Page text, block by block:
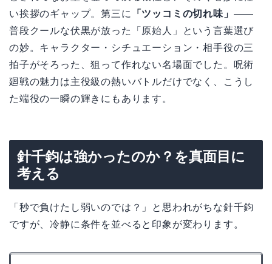
い挨拶のギャップ。第三に
「ツッコミの切れ味」 ——
普段クールな伏黒が放った「原始人」という言葉選び
の妙。キャラクター・シチュエーション・相手役の三
拍子がそろった、狙って作れない名場面でした。呪術
廻戦の魅力は主役級の熱いバトルだけでなく、こうし
た端役の一瞬の輝きにもあります。
針千鈞は強かったのか？を真面目に
考える
「秒で負けたし弱いのでは？」と思われがちな針千鈞
ですが、冷静に条件を並べると印象が変わります。